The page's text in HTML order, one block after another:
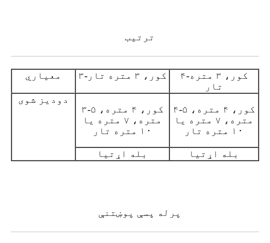
ترتیب
معیاري ۳-کور، ۳ متره تار
۴-کور، ۳ متره
تار
دودیز شوی
۳-کور، ۴ متره، ۵
متره، ۷ متره یا
۱۰ متره تار
۴-کور، ۴ متره، ۵
متره، ۷ متره یا
۱۰ متره تار
بله اړتیا بله اړتیا
پرله پسې پوښتنې